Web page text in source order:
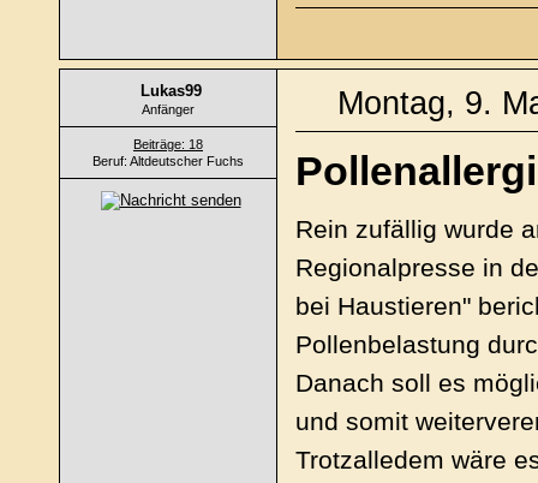
Lukas99
Anfänger
Beiträge: 18
Beruf: Altdeutscher Fuchs
Montag, 9.
Rein zufällig wurde
Regionalpresse in
bei Haustieren"
Pollenbelastung
Danach soll es
und somit
Trotzalledem wäre